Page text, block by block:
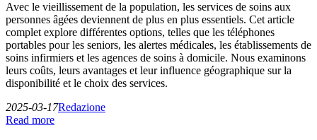
Avec le vieillissement de la population, les services de soins aux
personnes âgées deviennent de plus en plus essentiels. Cet article
complet explore différentes options, telles que les téléphones
portables pour les seniors, les alertes médicales, les établissements de
soins infirmiers et les agences de soins à domicile. Nous examinons
leurs coûts, leurs avantages et leur influence géographique sur la
disponibilité et le choix des services.
2025-03-17Redazione
Read more